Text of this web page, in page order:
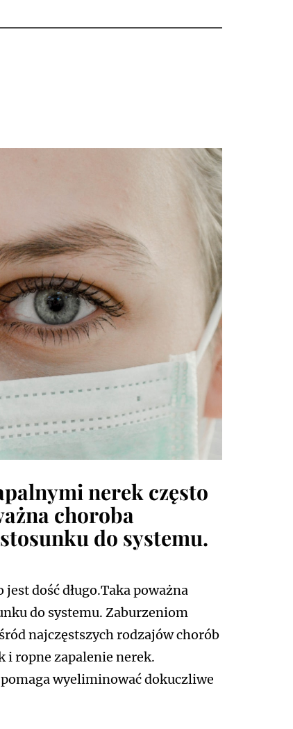
nerek często
choroba
do systemu.
dość długo.Taka poważna
do systemu. Zaburzeniom
najczęstszych rodzajów chorób
i ropne zapalenie nerek.
wyeliminować dokuczliwe